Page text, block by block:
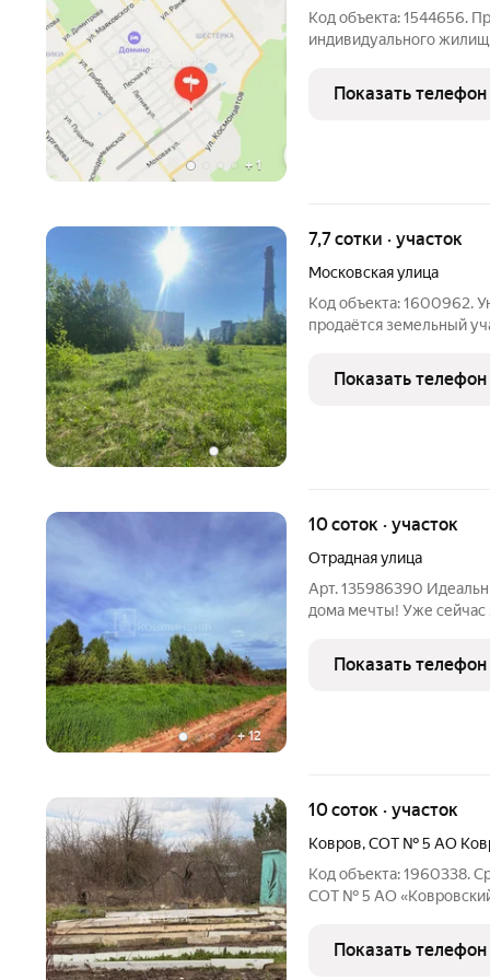
+ 1
Код объекта: 1544656.
индивидуального
города, поэтому
инфраструктуре.
Показать телефон
7,7 сотки · участок
Московская улица
Код объекта: 1600962.
продаётся земельный
Лучшая цена на рынке!
Московской улице в
Показать телефон
+12
10 соток · участок
Отрадная улица
Арт. 135986390
дома мечты! Уже сейчас
преимущества: Все коммуникации по границе: Газ, электричество
и центральная
Показать телефон
10 соток · участок
Ковров,СОТ № 5 АО
Код объекта: 1960338.
СОТ № 5 АО «Ковровский
мечтает о своём
садоводством или
Показать телефон